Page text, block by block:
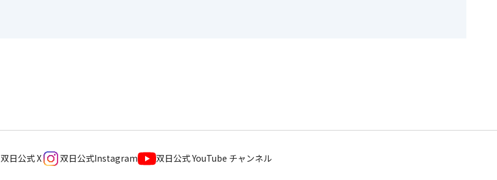
双日公式 X 双日公式Instagram 双日公式 YouTube チャンネル